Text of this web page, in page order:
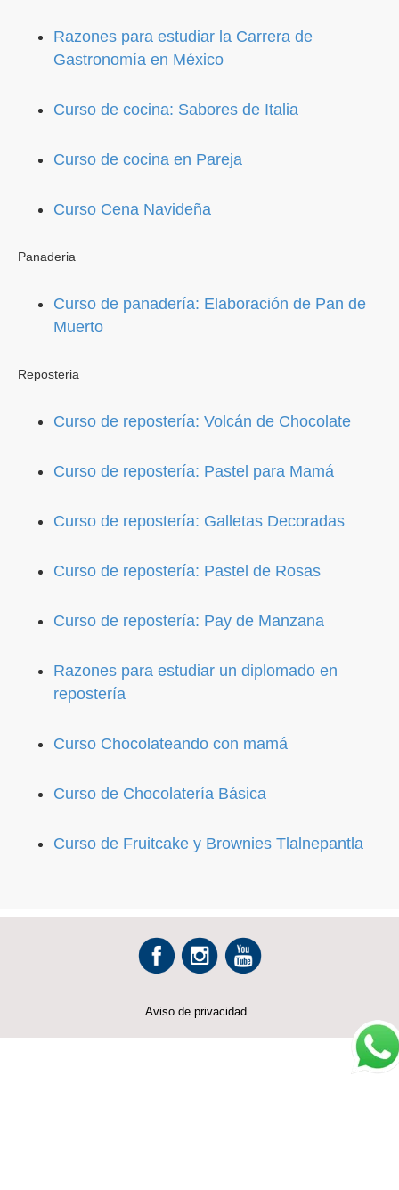
Razones para estudiar la Carrera de
Gastronomía en México
Curso de cocina: Sabores de Italia
Curso de cocina en Pareja
Curso Cena Navideña
Panaderia
Curso de panadería: Elaboración de Pan de
Muerto
Reposteria
Curso de repostería: Volcán de Chocolate
Curso de repostería: Pastel para Mamá
Curso de repostería: Galletas Decoradas
Curso de repostería: Pastel de Rosas
Curso de repostería: Pay de Manzana
Razones para estudiar un diplomado en
repostería
Curso Chocolateando con mamá
Curso de Chocolatería Básica
Curso de Fruitcake y Brownies Tlalnepantla
Aviso de privacidad..